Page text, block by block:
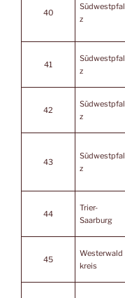
40
Südwestpfal
z
41
Südwestpfal
z
42
Südwestpfal
z
43
Südwestpfal
z
44
Trier-
Saarburg
45
Westerwald
kreis